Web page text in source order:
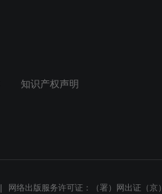
知识产权声明
网络出版服务许可证：（署）网出证（京